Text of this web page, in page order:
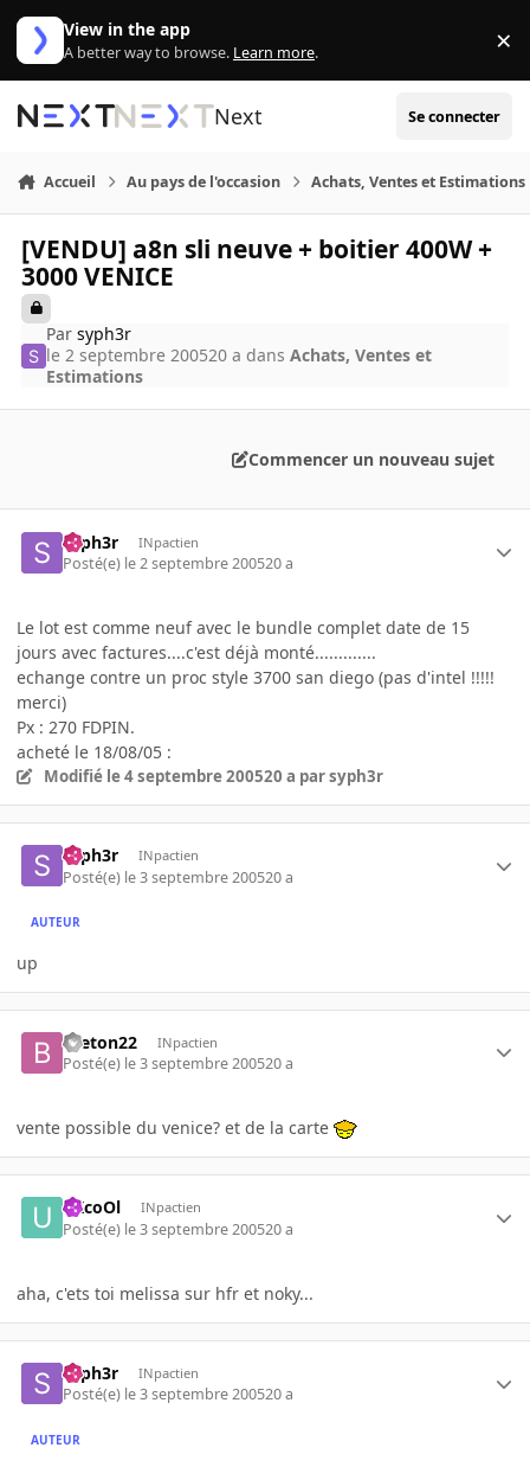
Aller au contenu
View in the app
A better way to browse. Learn more. ×
Next Se connecter
Accueil Au pays de l'occasion Achats, Ventes et Estimations
[VENDU] a8n sli neuve + boitier 400W +
3000 VENICE
Parsyph3r
le 2 septembre 200520 a dansAchats, Ventes et
Estimations
Commencer un nouveau sujet
syph3r INpactien
Posté(e) le 2 septembre 200520 a
Le lot est comme neuf avec le bundle complet date de 15
jours avec factures....c'est déjà monté.............
echange contre un proc style 3700 san diego (pas d'intel !!!!!
merci)
Px : 270 FDPIN.
acheté le 18/08/05 :
Modifié le 4 septembre 200520 a par syph3r
syph3r INpactien
Posté(e) le 3 septembre 200520 a
AUTEUR
up
breton22 INpactien
Posté(e) le 3 septembre 200520 a
vente possible du venice? et de la carte
uXcoOl INpactien
Posté(e) le 3 septembre 200520 a
aha, c'ets toi melissa sur hfr et noky...
syph3r INpactien
Posté(e) le 3 septembre 200520 a
AUTEUR